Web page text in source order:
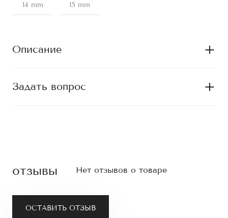
14 mm 15 mm
Описание
Задать вопрос
отзывы Нет отзывов о товаре
ОСТАВИТЬ ОТЗЫВ